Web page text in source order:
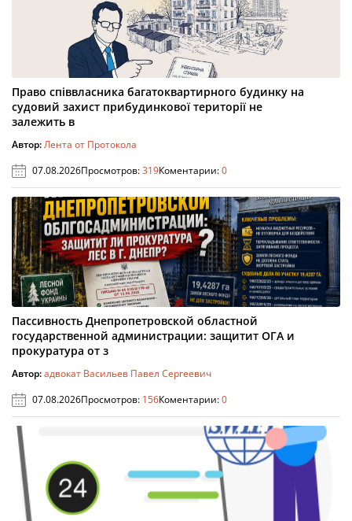
Право співвласника багатоквартирного будинку на
судовий захист прибудинкової території не
залежить в
Автор:Лента от Протокола
07.08.2026Просмотров:319Коментарии:0
Пассивность Днепропетровской областной
государственной администрации: защитит ОГА и
прокуратура от з
Автор:адвокат Васильев Павел Сергеевич
07.08.2026Просмотров: 156Коментарии:0